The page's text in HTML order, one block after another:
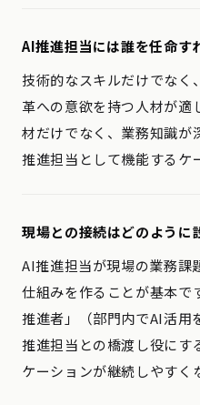
AI推進担当には誰を任命す
技術的なスキルだけでなく
革への意欲を持つ人材が適
材だけでなく、業務知識が
推進担当として機能するケ
現場との接続はどのように
AI推進担当が現場の業務課
仕組みを作ることが基本で
推進者」（部門内でAI活用
推進担当との橋渡し役にす
ケーションが継続しやすく